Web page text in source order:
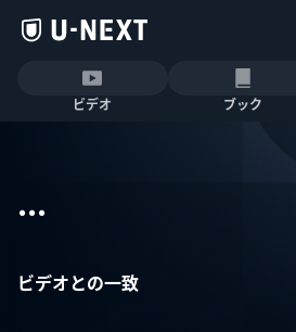
ビデオ ブック
...
ビデオとの一致